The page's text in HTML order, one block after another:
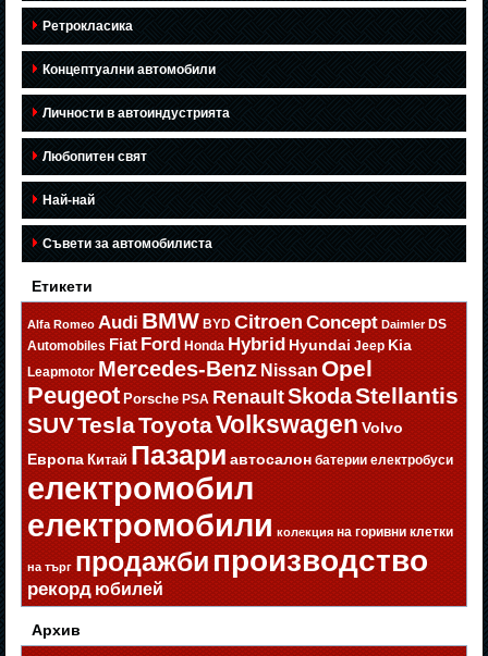
Ретрокласика
Концептуални автомобили
Личности в автоиндустрията
Любопитен свят
Най-най
Съвети за автомобилиста
Етикети
Alfa Romeo Audi BMW BYD Citroen Concept Daimler DS
Automobiles Fiat Ford Honda Hybrid Hyundai Jeep Kia
Leapmotor Mercedes-Benz Nissan Opel
Peugeot Porsche PSA RenaultSkodaStellantis
SUVTeslaToyotaVolkswagen Volvo
Европа Китай Пазари автосалон батерии електробуси
електромобил
електромобили колекция на горивни клетки
на търг продажбипроизводство
рекорд юбилей
Архив